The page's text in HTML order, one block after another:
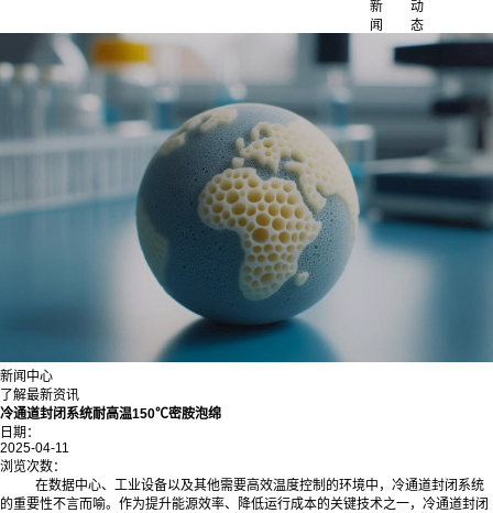
新
闻
动
态
新闻中心
了解最新资讯
冷通道封闭系统耐高温150℃密胺泡绵
日期：
2025-04-11
浏览次数：
在数据中心、工业设备以及其他需要高效温度控制的环境中，冷通道封闭系统
的重要性不言而喻。作为提升能源效率、降低运行成本的关键技术之一，冷通道封闭